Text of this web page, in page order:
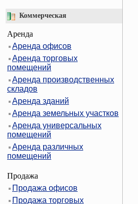
Коммерческая
Аренда
Аренда офисов
Аренда торговых
помещений
Аренда производственных
складов
Аренда зданий
Аренда земельных участков
Аренда универсальных
помещений
Аренда различных
помещений
Продажа
Продажа офисов
Продажа торговых